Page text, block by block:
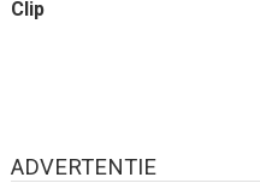
Clip
ADVERTENTIE